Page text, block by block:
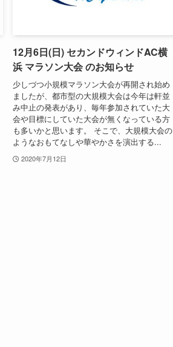
12月6日(日) セカンドウィンドAC横
浜 マラソン大会 のお知らせ
少しづつ小規模マラソン大会が再開され始め
ましたが、都市型の大規模大会は今年は軒並
み中止の発表があり、毎年参加されていた大
会や目標にしていた大会が無くなっている方
も多いかと思います。 そこで、大規模大会の
ようなおもてなしや華やかさを演出する...
2020年7月12日